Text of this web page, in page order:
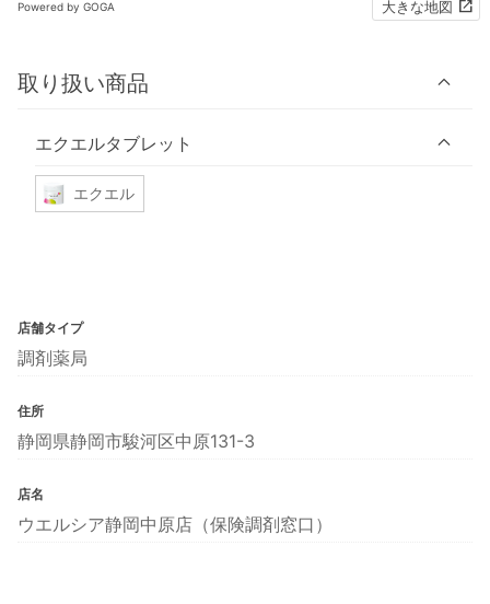
Powered by GOGA 大きな地図
取り扱い商品
エクエルタブレット
エクエル
店舗タイプ
調剤薬局
住所
静岡県静岡市駿河区中原131-3
店名
ウエルシア静岡中原店（保険調剤窓口）